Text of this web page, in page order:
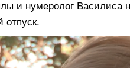
и нумеролог Василиса
отпуск.